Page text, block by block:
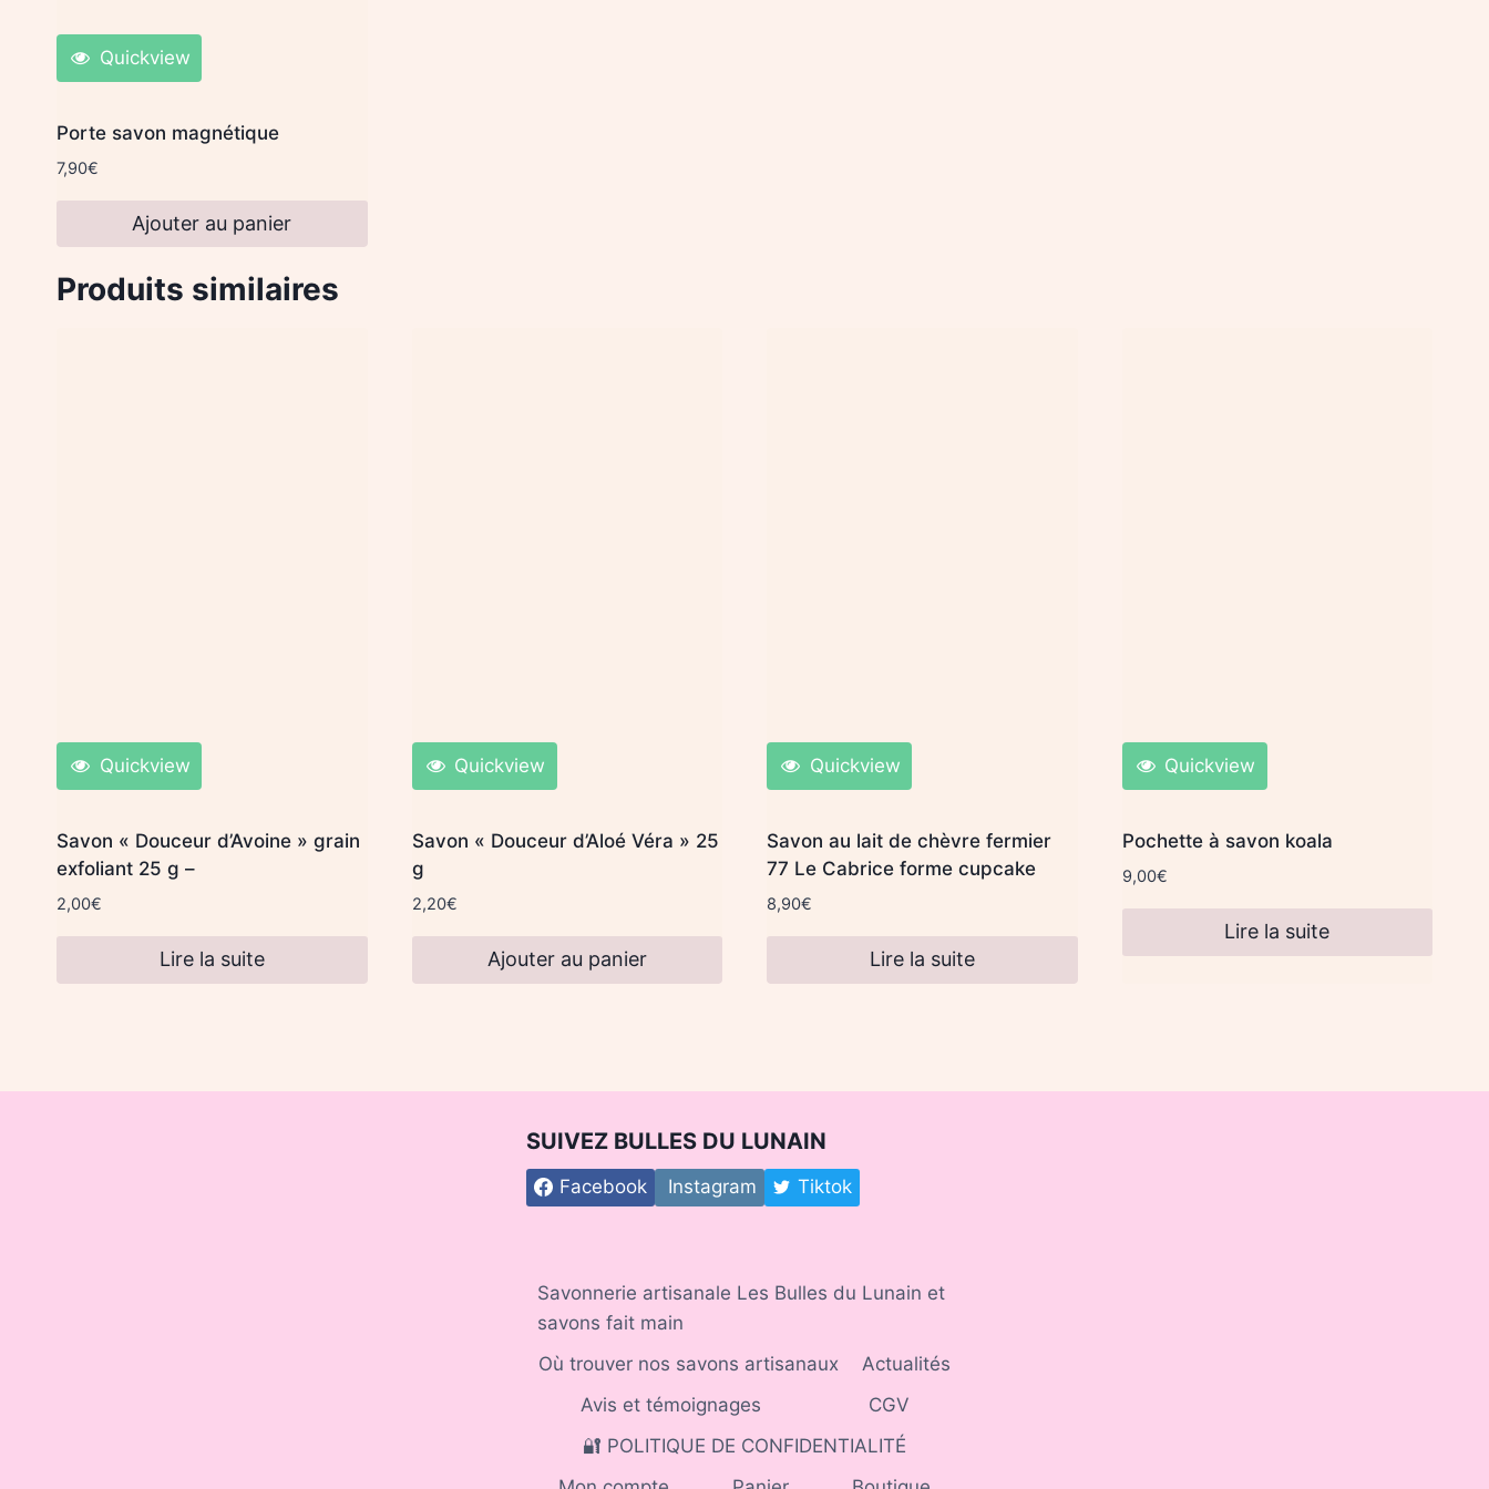
Quickview
Porte savon magnétique
7,90€
Ajouter au panier
Produits similaires
Quickview
Savon « Douceur d’Avoine » grain
exfoliant 25 g –
2,00€
Lire la suite
Quickview
Savon « Douceur d’Aloé Véra » 25
g
2,20€
Ajouter au panier
Quickview
Savon au lait de chèvre fermier
77 Le Cabrice forme cupcake
8,90€
Lire la suite
Quickview
Pochette à savon koala
9,00€
Lire la suite
SUIVEZ BULLES DU LUNAIN
Facebook Instagram Tiktok
Savonnerie artisanale Les Bulles du Lunain et
savons fait main
Où trouver nos savons artisanaux
Actualités
Avis et témoignages
CGV
🔐 POLITIQUE DE CONFIDENTIALITÉ